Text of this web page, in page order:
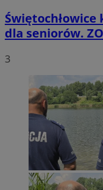
dla seniorów.
3